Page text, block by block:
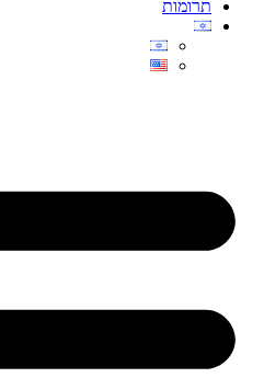
תרומות